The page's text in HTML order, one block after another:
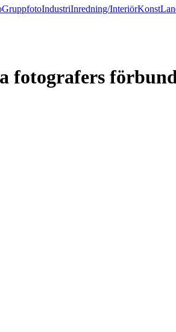
GruppfotoIndustriInredning/InteriörKonst
fotografers